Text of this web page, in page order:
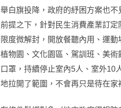
舉白旗投降，政府的紓困方案也
前提之下，針對民生消費產業訂
限度微解封，開放餐聽內用、運
植物園、文化園區、駕訓班、美
口罩，持續停止室內5人、室外10
地拉開了範圍，不會再只是待在家